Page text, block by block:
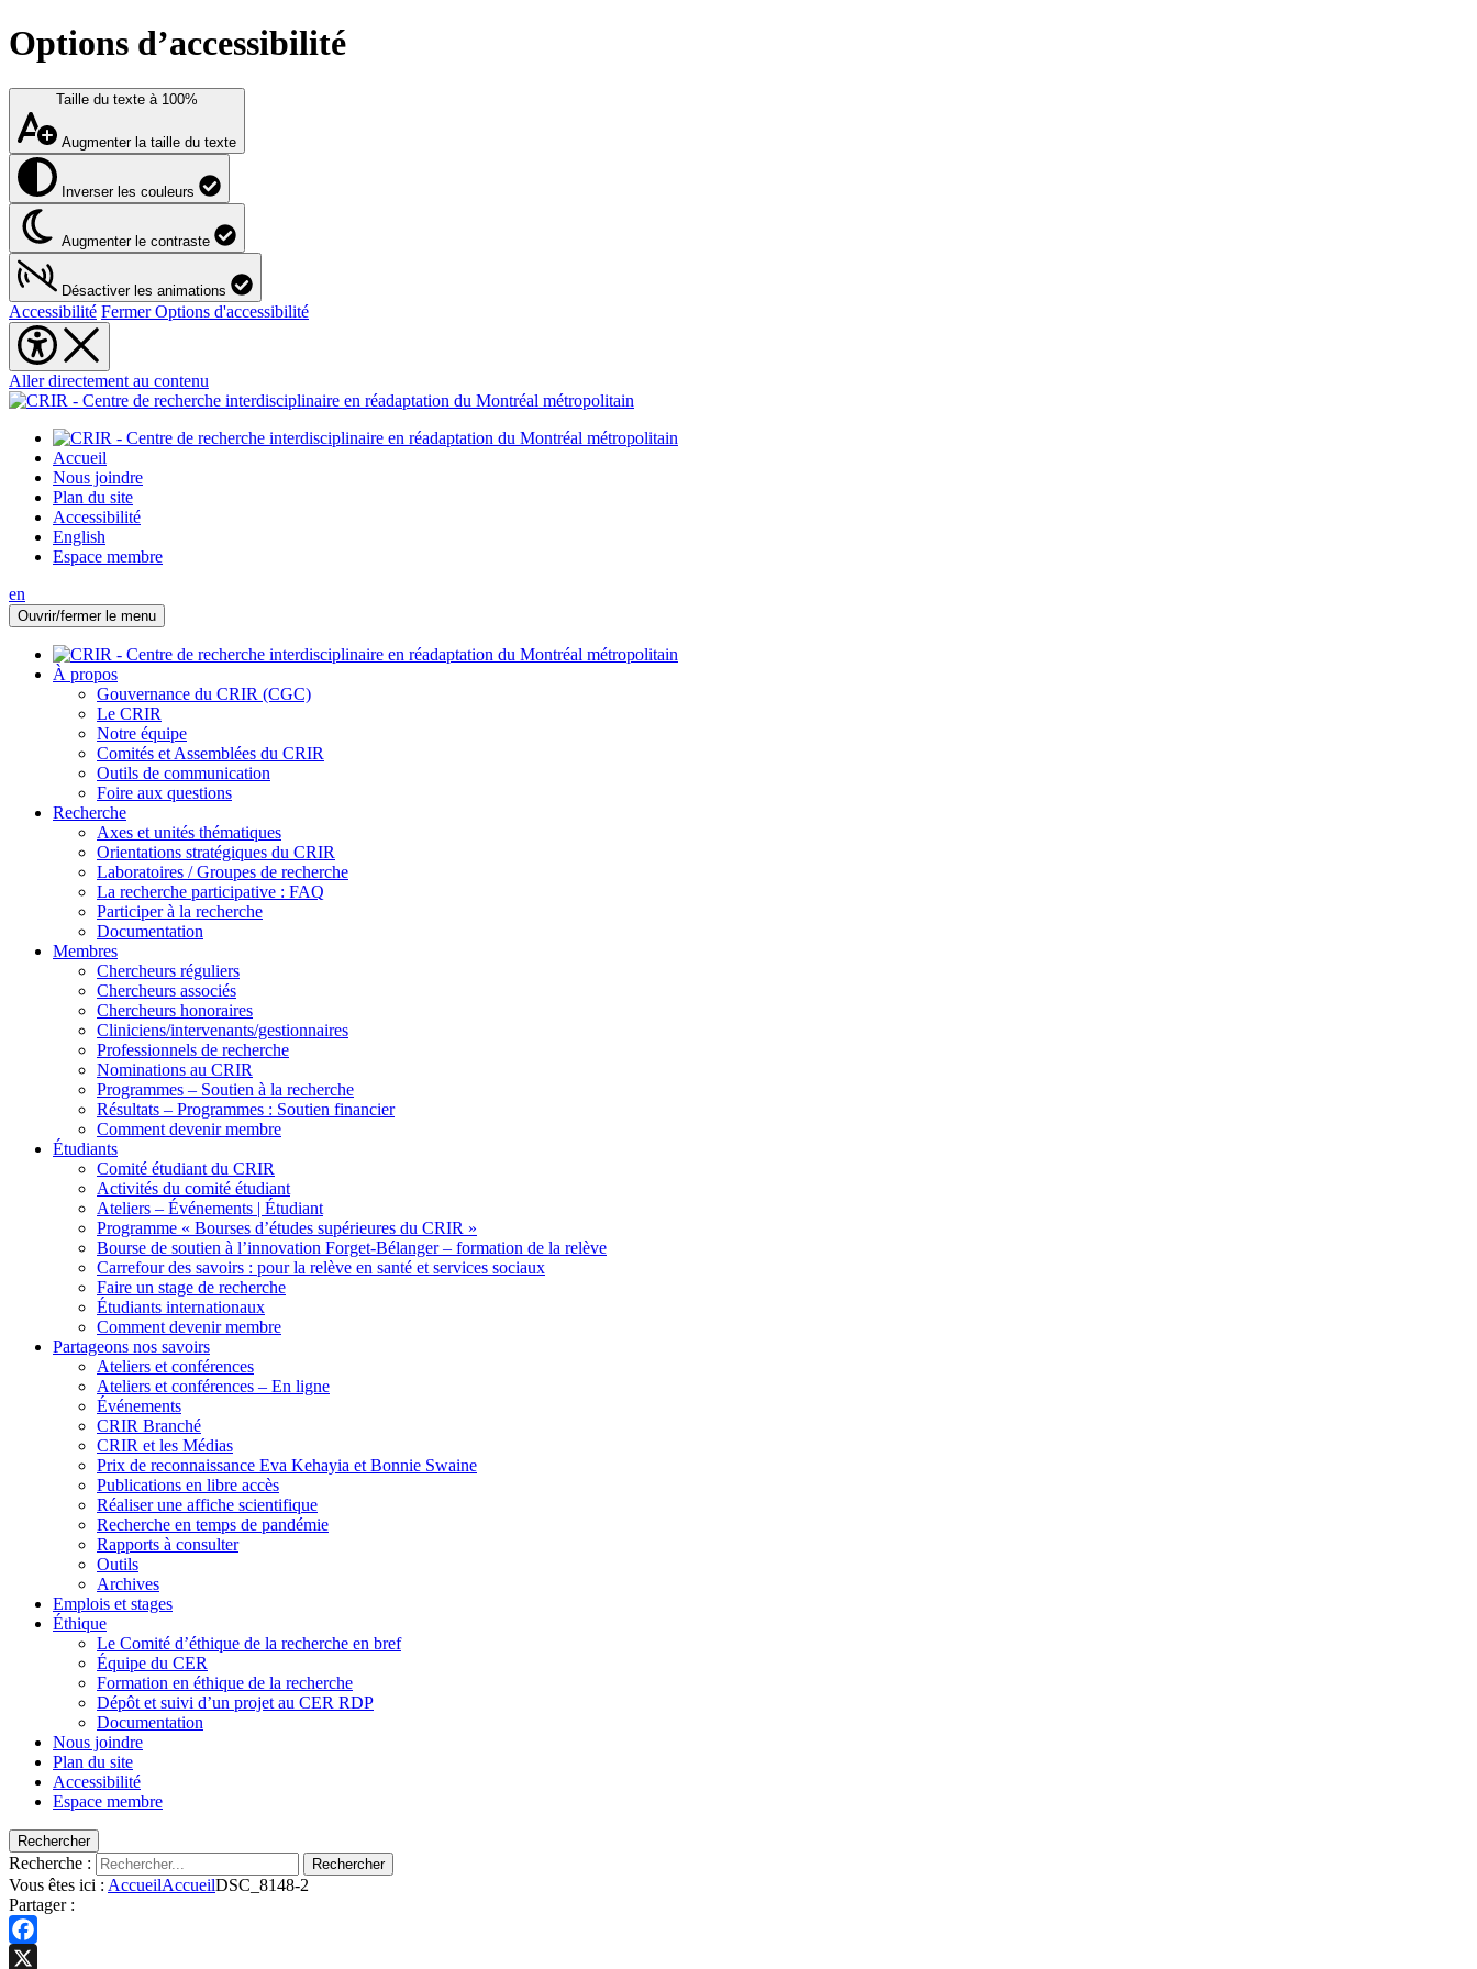
Options d’accessibilité
Taille du texte à 100%
Augmenter la taille du texte
Inverser les couleurs
Augmenter le contraste
Désactiver les animations
Accessibilité Fermer Options d'accessibilité
Aller directement au contenu
Accueil
Nous joindre
Plan du site
Accessibilité
English
Espace membre
en
Ouvrir/fermer le menu
À propos
Gouvernance du CRIR (CGC)
Le CRIR
Notre équipe
Comités et Assemblées du CRIR
Outils de communication
Foire aux questions
Recherche
Axes et unités thématiques
Orientations stratégiques du CRIR
Laboratoires / Groupes de recherche
La recherche participative : FAQ
Participer à la recherche
Documentation
Membres
Chercheurs réguliers
Chercheurs associés
Chercheurs honoraires
Cliniciens/intervenants/gestionnaires
Professionnels de recherche
Nominations au CRIR
Programmes – Soutien à la recherche
Résultats – Programmes : Soutien financier
Comment devenir membre
Étudiants
Comité étudiant du CRIR
Activités du comité étudiant
Ateliers – Événements | Étudiant
Programme « Bourses d’études supérieures du CRIR »
Bourse de soutien à l’innovation Forget-Bélanger – formation de la relève
Carrefour des savoirs : pour la relève en santé et services sociaux
Faire un stage de recherche
Étudiants internationaux
Comment devenir membre
Partageons nos savoirs
Ateliers et conférences
Ateliers et conférences – En ligne
Événements
CRIR Branché
CRIR et les Médias
Prix de reconnaissance Eva Kehayia et Bonnie Swaine
Publications en libre accès
Réaliser une affiche scientifique
Recherche en temps de pandémie
Rapports à consulter
Outils
Archives
Emplois et stages
Éthique
Le Comité d’éthique de la recherche en bref
Équipe du CER
Formation en éthique de la recherche
Dépôt et suivi d’un projet au CER RDP
Documentation
Nous joindre
Plan du site
Accessibilité
Espace membre
Rechercher
Recherche : Rechercher
Vous êtes ici : AccueilAccueilDSC_8148-2
Partager :
Facebook